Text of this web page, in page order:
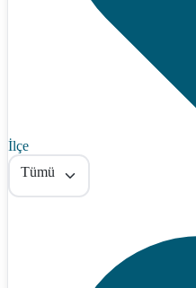
İlçe
Tümü